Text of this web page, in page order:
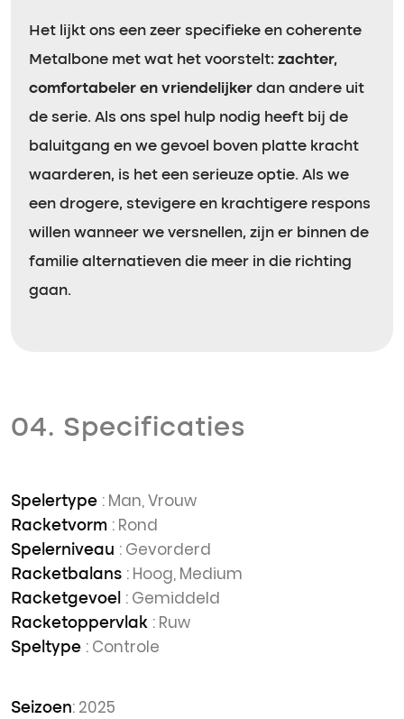
Het lijkt ons een zeer specifieke en coherente
Metalbone met wat het voorstelt: zachter,
comfortabeler en vriendelijker dan andere uit
de serie. Als ons spel hulp nodig heeft bij de
baluitgang en we gevoel boven platte kracht
waarderen, is het een serieuze optie. Als we
een drogere, stevigere en krachtigere respons
willen wanneer we versnellen, zijn er binnen de
familie alternatieven die meer in die richting
gaan.
04. Specificaties
Spelertype : Man, Vrouw
Racketvorm : Rond
Spelerniveau : Gevorderd
Racketbalans : Hoog, Medium
Racketgevoel : Gemiddeld
Racketoppervlak : Ruw
Speltype : Controle
Seizoen: 2025